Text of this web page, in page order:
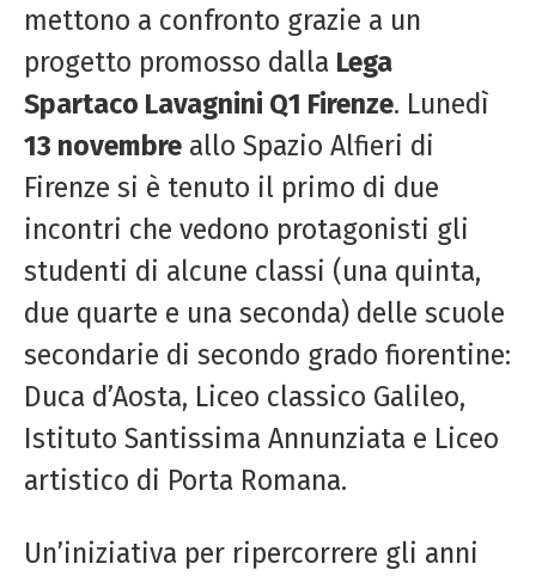
mettono a confronto grazie a un
progetto promosso dalla Lega
Spartaco Lavagnini Q1 Firenze. Lunedì
13 novembre allo Spazio Alfieri di
Firenze si è tenuto il primo di due
incontri che vedono protagonisti gli
studenti di alcune classi (una quinta,
due quarte e una seconda) delle scuole
secondarie di secondo grado fiorentine:
Duca d’Aosta, Liceo classico Galileo,
Istituto Santissima Annunziata e Liceo
artistico di Porta Romana.
Un’iniziativa per ripercorrere gli anni